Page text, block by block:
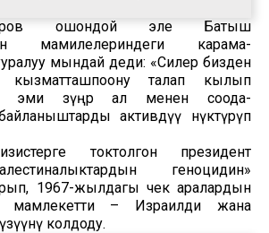
ошондой эле Батыш
мамилелериндеги карама-
мындай деди: «Силер бизден
талап кылып
эми өзүңөр ал менен соода-
активдүү өнүктүрүп
токтолгон президент
геноцидин»
1967-жылдагы чек аралардын
мамлекетти – Израилди жана
колдоду.